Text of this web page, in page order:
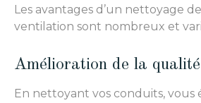
Les avantages d’un nettoyage
ventilation sont nombreux et
Amélioration de la
En nettoyant vos conduits, vous